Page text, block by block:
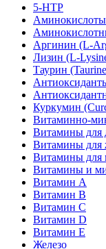
5-HTP
Аминокислоты
Аргинин (L-
Лизин (L-
Таурин
Куркумин
Витаминно-
Витамины для
Витамины
Витамины для
Витамины и
Витамин A
Витамин B
Витамин C
Витамин D
Витамин E
Железо